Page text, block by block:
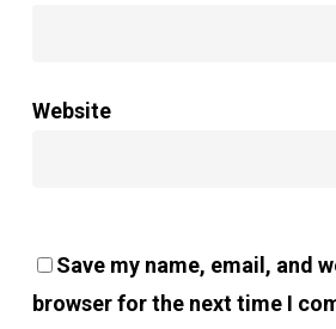
Website
Save my name, email, and
browser for the next time I